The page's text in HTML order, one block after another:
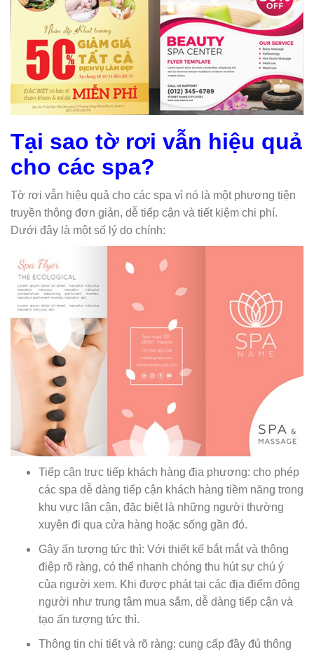
Tại sao tờ rơi vẫn hiệu quả
cho các spa?
Tờ rơi vẫn hiệu quả cho các spa vì nó là một phương tiện
truyền thông đơn giản, dễ tiếp cận và tiết kiệm chi phí.
Dưới đây là một số lý do chính:
Tiếp cận trực tiếp khách hàng địa phương: cho phép
các spa dễ dàng tiếp cận khách hàng tiềm năng trong
khu vực lân cận, đặc biệt là những người thường
xuyên đi qua cửa hàng hoặc sống gần đó.
Gây ấn tượng tức thì: Với thiết kế bắt mắt và thông
điệp rõ ràng, có thể nhanh chóng thu hút sự chú ý
của người xem. Khi được phát tại các địa điểm đông
người như trung tâm mua sắm, dễ dàng tiếp cận và
tạo ấn tượng tức thì.
Thông tin chi tiết và rõ ràng: cung cấp đầy đủ thông